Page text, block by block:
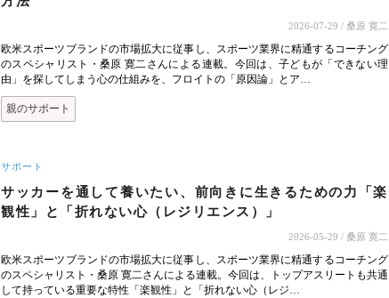
2026-07-29 / 桑原 寛二
欧米スポーツブランドの市場拡大に従事し、スポーツ業界に精通するコーチング
のスペシャリスト・桑原 寛二さんによる連載。今回は、子どもが「できない理
由」を探してしまう心の仕組みを、フロイトの「原因論」とア…
親のサポート
サポート
サッカーを通して養いたい、前向きに生きるための力「楽
観性」と「折れない心（レジリエンス）」
2026-05-29 / 桑原 寛二
欧米スポーツブランドの市場拡大に従事し、スポーツ業界に精通するコーチング
のスペシャリスト・桑原 寛二さんによる連載。今回は、トップアスリートも共通
して持っている重要な特性「楽観性」と「折れない心（レジ…